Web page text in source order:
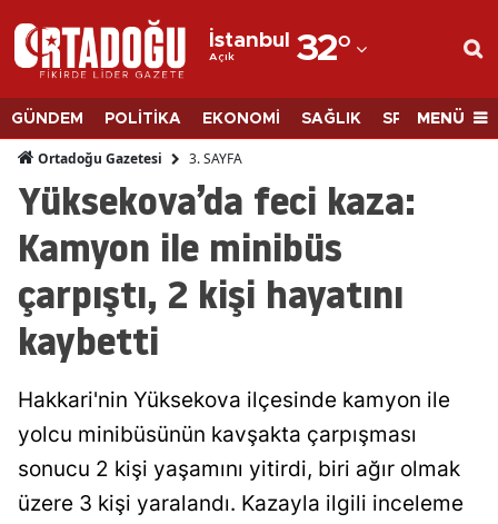
İstanbul
Açık 32°
Adana
Adıyaman
Afyonkarahisar
Ağrı
Amasya
Ankara
Artvin
Aydın
Balıkesir
GÜNDEM POLİTİKA EKONOMİ SAĞLIK SPORMENÜ
Ortadoğu Gazetesi 3. SAYFA
Yüksekova’da feci kaza:
Kamyon ile minibüs
çarpıştı, 2 kişi hayatını
kaybetti
Hakkari'nin Yüksekova ilçesinde kamyon ile
yolcu minibüsünün kavşakta çarpışması
sonucu 2 kişi yaşamını yitirdi, biri ağır olmak
üzere 3 kişi yaralandı. Kazayla ilgili inceleme